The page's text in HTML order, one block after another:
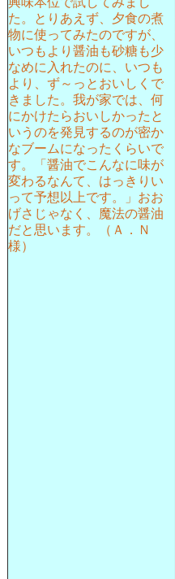
た。とりあえず、夕食の煮
物に使ってみたのですが、
いつもより醤油も砂糖も少
なめに入れたのに、いつも
より、ず～っとおいしくで
きました。我が家では、何
にかけたらおいしかったと
いうのを発見するのが密か
なブームになったくらいで
す。「醤油でこんなに味が
変わるなんて、はっきりい
って予想以上です。」おお
げさじゃなく、魔法の醤油
だと思います。（Ａ．Ｎ
様）